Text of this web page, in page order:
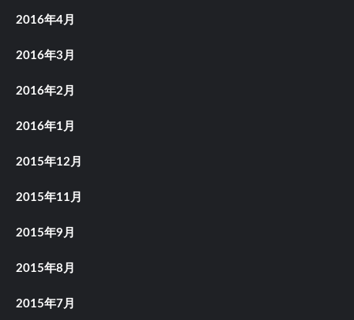
2016年4月
2016年3月
2016年2月
2016年1月
2015年12月
2015年11月
2015年9月
2015年8月
2015年7月